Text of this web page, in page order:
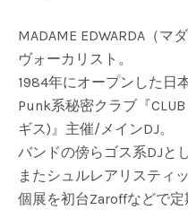
MADAME EDWARDA（
ヴォーカリスト。
1984年にオープンした日
Punk系秘密クラブ『
ギス)』主催/メインDJ。
バンドの傍らゴス系DJと
またシュルレアリスティ
個展を初台Zaroffなどで定